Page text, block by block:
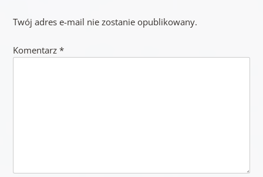
Twój adres e-mail nie zostanie opublikowany.
Komentarz *